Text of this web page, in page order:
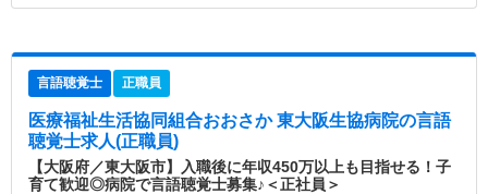
言語聴覚士 正職員
医療福祉生活協同組合おおさか 東大阪生協病院の言語
聴覚士求人(正職員)
【大阪府／東大阪市】入職後に年収450万以上も目指せる！子
育て歓迎◎病院で言語聴覚士募集♪＜正社員＞